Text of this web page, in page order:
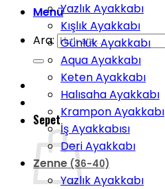
Menü
Ara:
Sepet
Yazlık Ayakkabı
Kışlık Ayakkabı
Günlük Ayakkabı
Aqua Ayakkabı
Keten Ayakkabı
Halısaha Ayakkabı
Krampon Ayakkabı
İş Ayakkabısı
Deri Ayakkabı
Zenne (36-40)
Yazlık Ayakkabı